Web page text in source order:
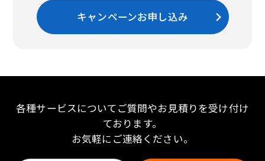
キャンペーンお申し込み
各種サービスについてご質問やお見積りを受け付け
ております。
お気軽にご連絡ください。